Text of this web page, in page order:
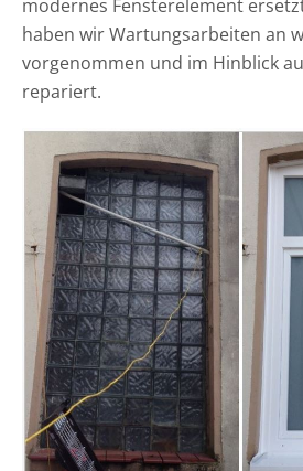
modernes Fensterelement
haben wir Wartungsarbeiten an
vorgenommen und im Hinblick
repariert.